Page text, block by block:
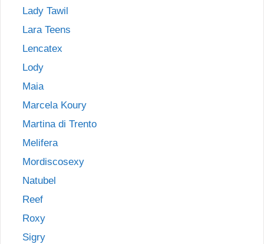
Lady Tawil
Lara Teens
Lencatex
Lody
Maia
Marcela Koury
Martina di Trento
Melifera
Mordiscosexy
Natubel
Reef
Roxy
Sigry